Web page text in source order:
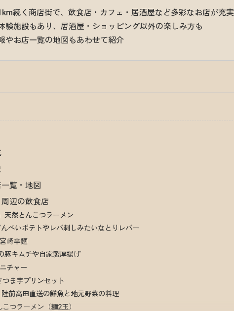
続く商店街で、飲食店・カフェ・居酒屋など多彩なお店が充実
験施設もあり、居酒屋・ショッピング以外の楽しみ方も
やお店一覧の地図もあわせて紹介
覧・地図
辺の飲食店
天然とんこつラーメン
んべいポテトやレバ刺しみたいなとりレバー
崎辛麺
豚キムチや自家製厚揚げ
チャー
つま芋プリンセット
前高田直送の鮮魚と地元野菜の料理
つラーメン（麺2玉）